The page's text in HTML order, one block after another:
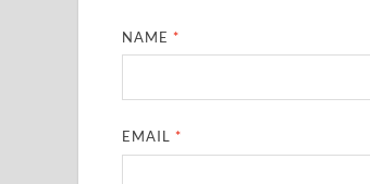
NAME*
EMAIL*